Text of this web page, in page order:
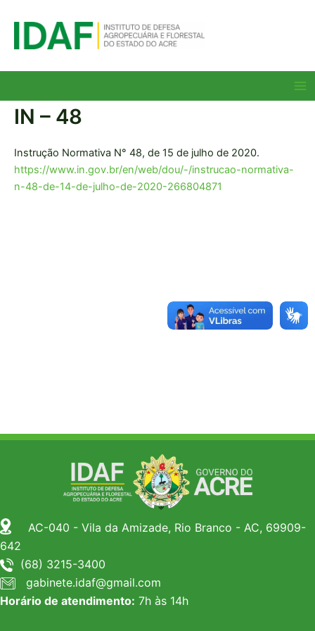
para
IN – 48
Instrução Normativa N° 48, de 15 de julho de 2020.
https://www.in.gov.br/en/web/dou/-/instrucao-normativa-
n-48-de-14-de-julho-de-2020-266804871
AC-040 - Vila da Amizade, Rio Branco - AC, 69909-
642
(68) 3215-3400
gabinete.idaf@gmail.com
Horário de atendimento: 7h às 14h